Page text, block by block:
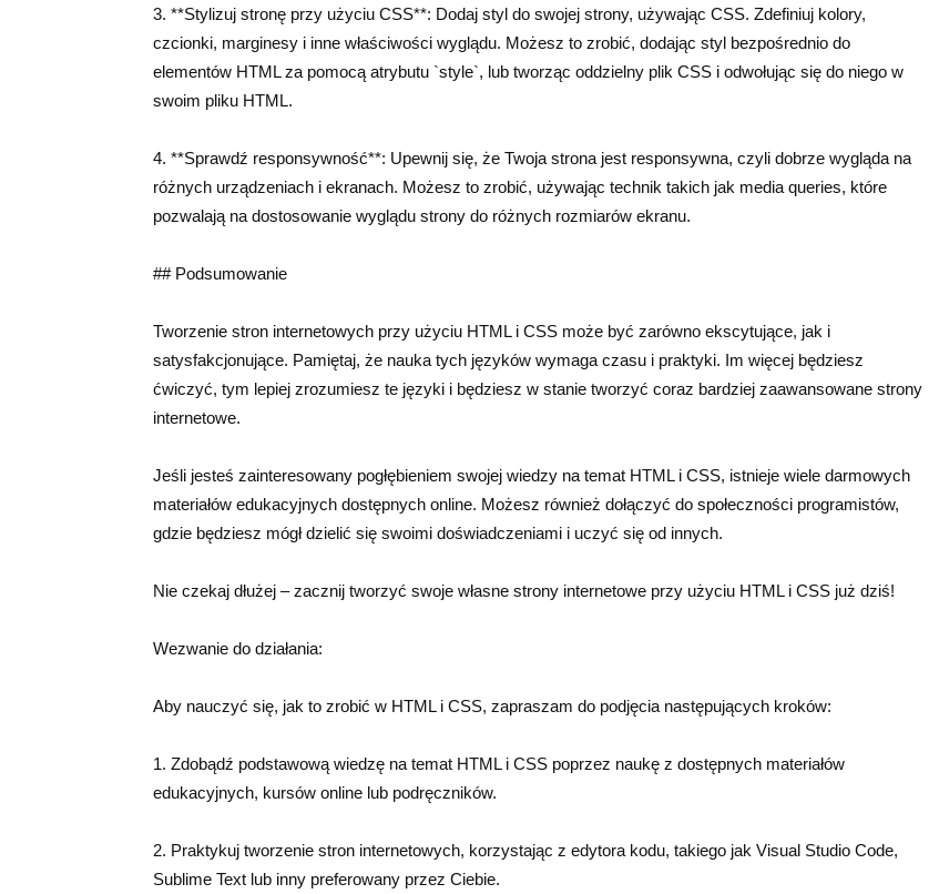
3. **Stylizuj stronę przy użyciu CSS**: Dodaj styl do swojej strony, używając CSS. Zdefiniuj kolory,
czcionki, marginesy i inne właściwości wyglądu. Możesz to zrobić, dodając styl bezpośrednio do
elementów HTML za pomocą atrybutu `style`, lub tworząc oddzielny plik CSS i odwołując się do niego w
swoim pliku HTML.
4. **Sprawdź responsywność**: Upewnij się, że Twoja strona jest responsywna, czyli dobrze wygląda na
różnych urządzeniach i ekranach. Możesz to zrobić, używając technik takich jak media queries, które
pozwalają na dostosowanie wyglądu strony do różnych rozmiarów ekranu.
## Podsumowanie
Tworzenie stron internetowych przy użyciu HTML i CSS może być zarówno ekscytujące, jak i
satysfakcjonujące. Pamiętaj, że nauka tych języków wymaga czasu i praktyki. Im więcej będziesz
ćwiczyć, tym lepiej zrozumiesz te języki i będziesz w stanie tworzyć coraz bardziej zaawansowane strony
internetowe.
Jeśli jesteś zainteresowany pogłębieniem swojej wiedzy na temat HTML i CSS, istnieje wiele darmowych
materiałów edukacyjnych dostępnych online. Możesz również dołączyć do społeczności programistów,
gdzie będziesz mógł dzielić się swoimi doświadczeniami i uczyć się od innych.
Nie czekaj dłużej – zacznij tworzyć swoje własne strony internetowe przy użyciu HTML i CSS już dziś!
Wezwanie do działania:
Aby nauczyć się, jak to zrobić w HTML i CSS, zapraszam do podjęcia następujących kroków:
1. Zdobądź podstawową wiedzę na temat HTML i CSS poprzez naukę z dostępnych materiałów
edukacyjnych, kursów online lub podręczników.
2. Praktykuj tworzenie stron internetowych, korzystając z edytora kodu, takiego jak Visual Studio Code,
Sublime Text lub inny preferowany przez Ciebie.